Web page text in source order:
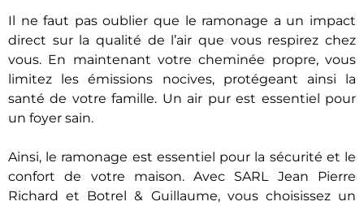
Il ne faut pas oublier que le ramonage a un impact
direct sur la qualité de l’air que vous respirez chez
vous. En maintenant votre cheminée propre, vous
limitez les émissions nocives, protégeant ainsi la
santé de votre famille. Un air pur est essentiel pour
un foyer sain.
Ainsi, le ramonage est essentiel pour la sécurité et le
confort de votre maison. Avec SARL Jean Pierre
Richard et Botrel & Guillaume, vous choisissez un